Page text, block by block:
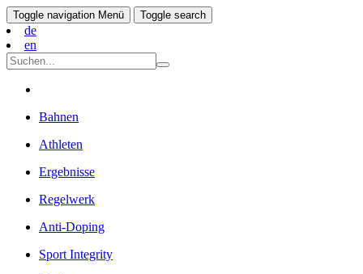
Toggle navigation Menü Toggle search
de
en
Bahnen
Athleten
Ergebnisse
Regelwerk
Anti-Doping
Sport Integrity